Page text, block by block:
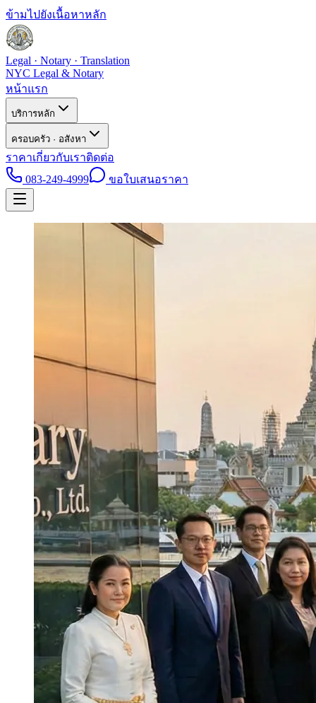
ข้ามไปยังเนื้อหาหลัก
Legal · Notary · Translation
NYC Legal & Notary
หน้าแรก
บริการหลัก
ครอบครัว · อสังหา
ราคาเกี่ยวกับเราติดต่อ
083-249-4999
ขอใบเสนอราคา